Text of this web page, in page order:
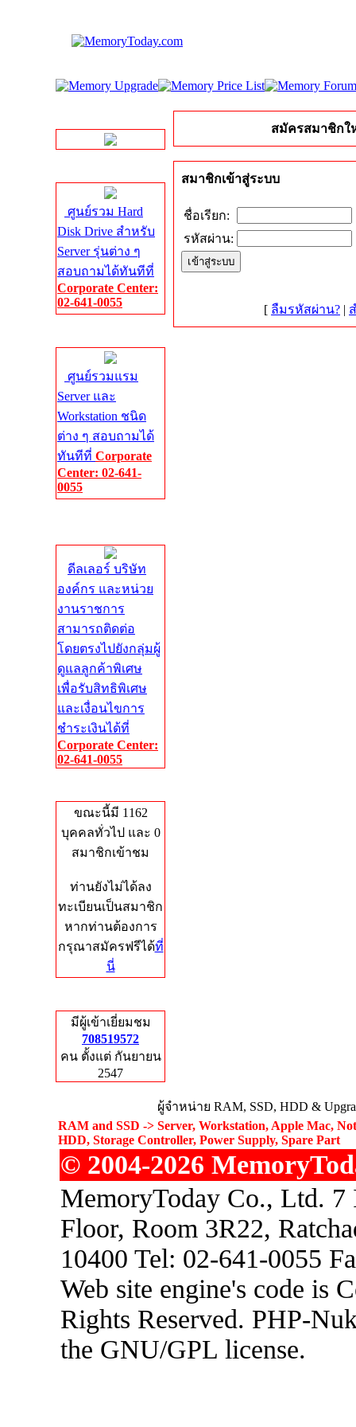
ศูนย์รวม Hard
Disk Drive สำหรับ
Server รุ่นต่าง ๆ
สอบถามได้ทันทีที่
Corporate Center:
02-641-0055
ศูนย์รวมแรม
Server และ
Workstation ชนิด
ต่าง ๆ สอบถามได้
ทันทีที่ Corporate
Center: 02-641-
0055
ดีลเลอร์ บริษัท
องค์กร และหน่วย
งานราชการ
สามารถติดต่อ
โดยตรงไปยังกลุ่มผู้
ดูแลลูกค้าพิเศษ
เพื่อรับสิทธิพิเศษ
และเงื่อนไขการ
ชำระเงินได้ที่
Corporate Center:
02-641-0055
ขณะนี้มี 1162
บุคคลทั่วไป และ 0
สมาชิกเข้าชม
ท่านยังไม่ได้ลง
ทะเบียนเป็นสมาชิก
หากท่านต้องการ
กรุณาสมัครฟรีได้ที่
นี่
มีผู้เข้าเยี่ยมชม
708519572
คน ตั้งแต่ กันยายน
2547
สมัครสมาชิกใ
สมาชิกเข้าสู่ระบบ
ชื่อเรียก:
รหัสผ่าน:
[ ลืมรหัสผ่าน? |
ผู้จำหน่าย RAM, SSD, HDD &
RAM and SSD -> Server, Workstation, Apple Mac,
HDD, Storage Controller, Power Supply, Spare Part
© 2004-2026
MemoryToday Co., Ltd.
Floor, Room 3R22,
10400 Tel: 02-641-0055
Web site engine's code is
Rights Reserved. PHP-
the GNU/GPL license.